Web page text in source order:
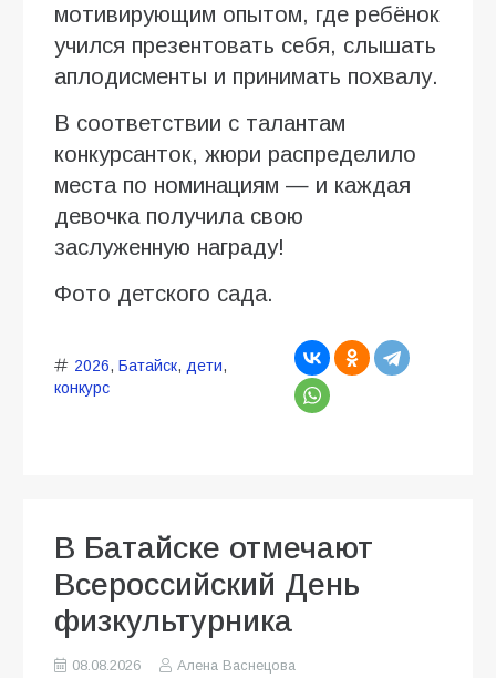
мотивирующим опытом, где ребёнок
учился презентовать себя, слышать
аплодисменты и принимать похвалу.
В соответствии с талантам
конкурсанток, жюри распределило
места по номинациям — и каждая
девочка получила свою
заслуженную награду!
Фото детского сада.
2026, Батайск, дети,
конкурс
В Батайске отмечают
Всероссийский День
физкультурника
08.08.2026
Алена Васнецова